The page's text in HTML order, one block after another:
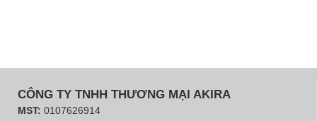
CÔNG TY TNHH THƯƠNG MẠI AKIRA
MST: 0107626914